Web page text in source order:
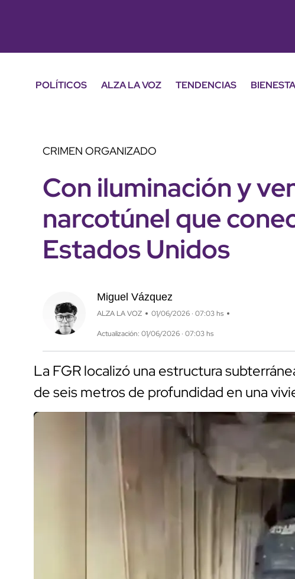
POLÍTICOS ALZA LA VOZ TENDENCIAS
CRIMEN ORGANIZADO
Con iluminación y
narcotúnel que
Estados Unidos
Miguel Vázquez
ALZA LA VOZ 01/06/2026 · 07:03 hs
Actualización: 01/06/2026 · 07:03 hs
La FGR localizó una estructura
de seis metros de profundidad en una